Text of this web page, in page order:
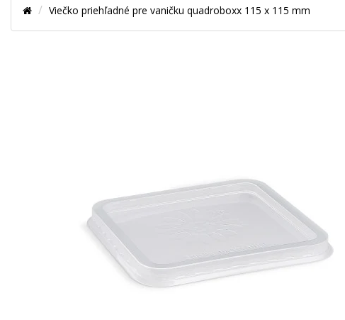
Viečko priehľadné pre vaničku quadroboxx 115 x 115 mm